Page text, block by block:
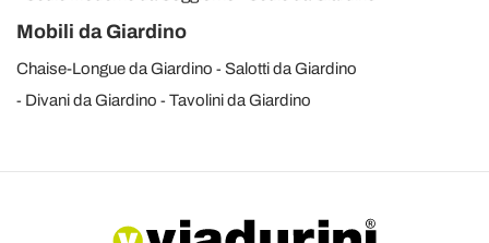
Mobili da Giardino
Chaise-Longue da Giardino
Salotti da Giardino
Divani da Giardino
Tavolini da Giardino